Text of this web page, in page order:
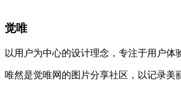
觉唯
以用户为中心的设计理念，专注于用户
唯然是觉唯网的图片分享社区，以记录美